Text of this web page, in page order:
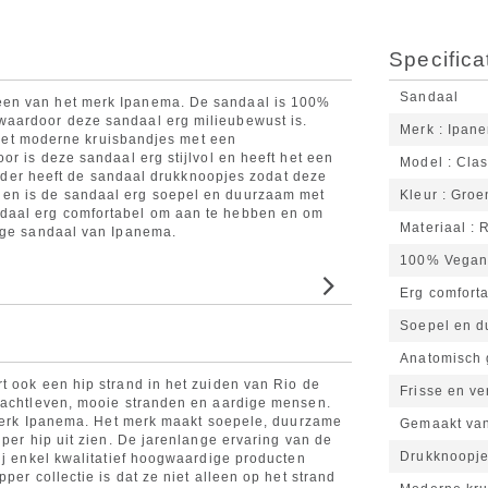
van het merk Ipanema. De sandaal is 100%
deze sandaal erg milieubewust is.
moderne kruisbandjes met een
is deze sandaal erg stijlvol en heeft het een
heeft de sandaal drukknoopjes zodat deze
is de sandaal erg soepel en duurzaam met
erg comfortabel om aan te hebben en om
sandaal van Ipanema.
ook een hip strand in het zuiden van Rio de
mooie stranden en aardige mensen.
Ipanema. Het merk maakt soepele, duurzame
hip uit zien. De jarenlange ervaring van de
enkel kwalitatief hoogwaardige producten
collectie is dat ze niet alleen op het strand
Sandaal
Merk
Model
Kleur
Materiaal
100% Vegan
Erg
Soepel en
Anatomisch
Frisse en
Gemaakt